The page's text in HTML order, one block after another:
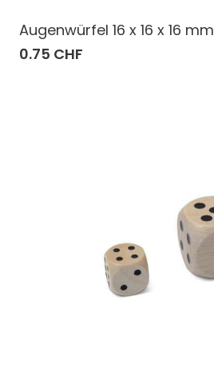
Augenwürfel 16 x 16 x 16 mm
0.75 CHF